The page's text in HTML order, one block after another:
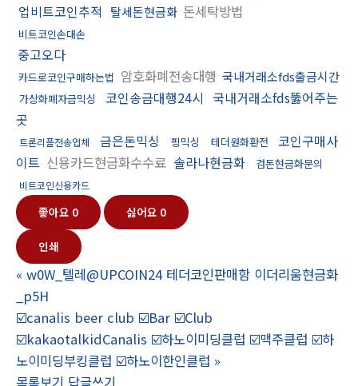
업비트코인추적
탈세돈현금화 돈세탁방법
비트코인손대손
중고오다
카드로코인구매하는법 암호화폐전송대행 국내거래소fds출금시간
가상화폐자금믹싱 코인송금대행24시 국내거래소fds뚫어주는
곳
트론리플전송업체 금은돈믹싱 핑믹싱 테더원화환전
코인구매사
이트 신용카드현금화수수료 솔라나현금화 검돈현금화문의
비트코인신용카드
좋아요 0 싫어요 0
인쇄
« w0W_텔레@UPCOIN24 테더코인판매함 이더리움현금화
_p5H
☑️canalis beer club ☑️Bar ☑️Club
☑️kakaotalkidCanalis ☑️하노이미딩클럽 ☑️맥주클럽 ☑️하
노이미딩부킹클럽 ☑️하노이한인클럽 »
목록보기 답글쓰기